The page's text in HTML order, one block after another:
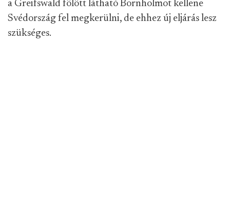
a Greifswald fölött látható Bornholmot kellene
Svédország fel megkerülni, de ehhez új eljárás lesz
szükséges.